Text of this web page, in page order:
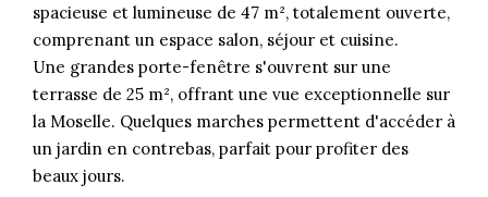
spacieuse et lumineuse de 47 m², totalement ouverte,
comprenant un espace salon, séjour et cuisine.
Une grandes porte-fenêtre s'ouvrent sur une
terrasse de 25 m², offrant une vue exceptionnelle sur
la Moselle. Quelques marches permettent d'accéder à
un jardin en contrebas, parfait pour profiter des
beaux jours.